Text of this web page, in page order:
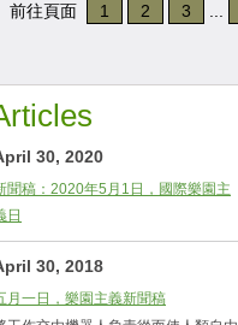
前往頁面 1 2 3
30, 2020
聞稿：2020年5月1日，國際樂園主
日
30, 2018
月一日，樂園主義新聞稿